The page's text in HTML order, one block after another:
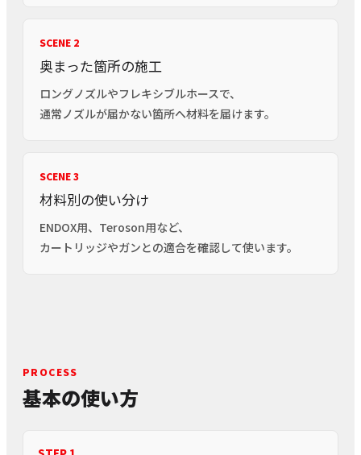
SCENE 2
奥まった箇所の施工
ロングノズルやフレキシブルホースで、
通常ノズルが届かない箇所へ材料を届けます。
SCENE 3
材料別の使い分け
ENDOX用、Teroson用など、
カートリッジやガンとの適合を確認して使います。
PROCESS
基本の使い方